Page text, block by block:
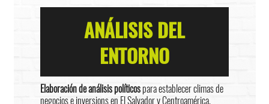
ANÁLISIS DEL
ENTORNO
Elaboración de análisis políticospara establecer climas de
negocios e inversions en El Salvador y Centroamérica.